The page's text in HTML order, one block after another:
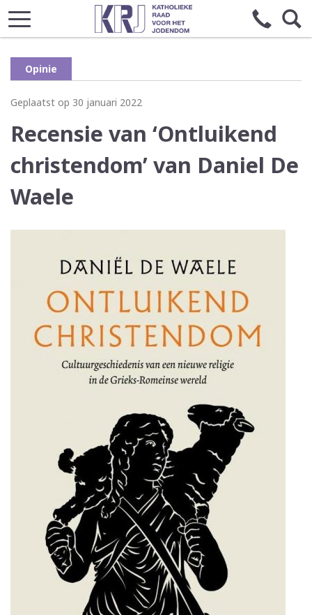
Opinie
Geplaatst op 30 januari 2022
Recensie van ‘Ontluikend
christendom’ van Daniel De
Waele